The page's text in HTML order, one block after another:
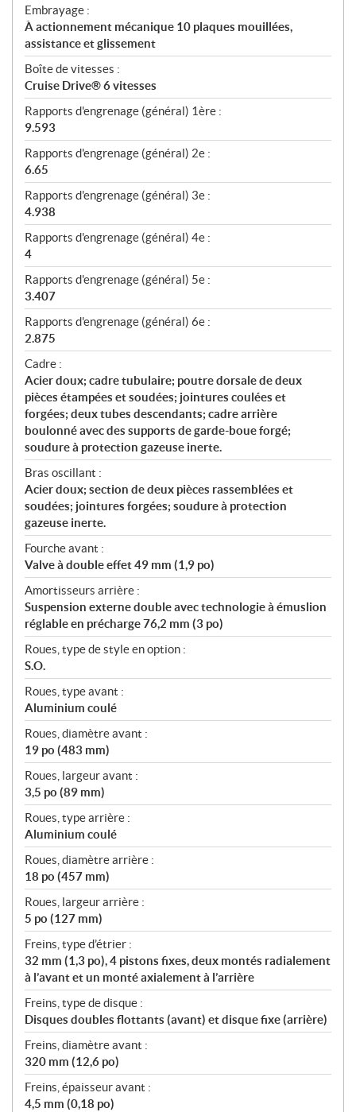
Embrayage :
À actionnement mécanique 10 plaques mouillées,
assistance et glissement
Boîte de vitesses :
Cruise Drive® 6 vitesses
Rapports d'engrenage (général) 1ère :
9.593
Rapports d'engrenage (général) 2e :
6.65
Rapports d'engrenage (général) 3e :
4.938
Rapports d'engrenage (général) 4e :
4
Rapports d'engrenage (général) 5e :
3.407
Rapports d'engrenage (général) 6e :
2.875
Cadre :
Acier doux; cadre tubulaire; poutre dorsale de deux
pièces étampées et soudées; jointures coulées et
forgées; deux tubes descendants; cadre arrière
boulonné avec des supports de garde-boue forgé;
soudure à protection gazeuse inerte.
Bras oscillant :
Acier doux; section de deux pièces rassemblées et
soudées; jointures forgées; soudure à protection
gazeuse inerte.
Fourche avant :
Valve à double effet 49 mm (1,9 po)
Amortisseurs arrière :
Suspension externe double avec technologie à émuslion
réglable en précharge 76,2 mm (3 po)
Roues, type de style en option :
S.O.
Roues, type avant :
Aluminium coulé
Roues, diamètre avant :
19 po (483 mm)
Roues, largeur avant :
3,5 po (89 mm)
Roues, type arrière :
Aluminium coulé
Roues, diamètre arrière :
18 po (457 mm)
Roues, largeur arrière :
5 po (127 mm)
Freins, type d’étrier :
32 mm (1,3 po), 4 pistons fixes, deux montés radialement
à l’avant et un monté axialement à l’arrière
Freins, type de disque :
Disques doubles flottants (avant) et disque fixe (arrière)
Freins, diamètre avant :
320 mm (12,6 po)
Freins, épaisseur avant :
4,5 mm (0,18 po)